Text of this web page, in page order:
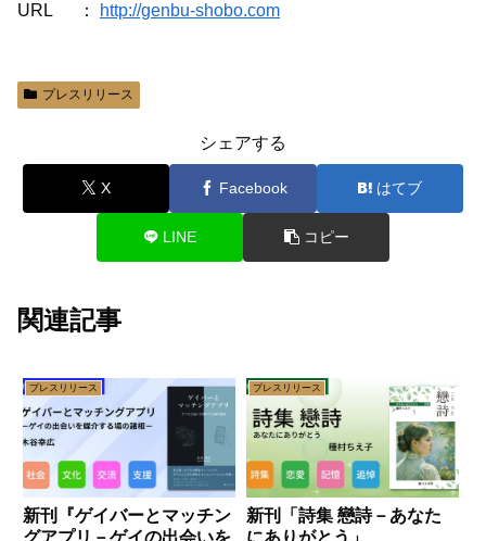
URL ：
http://genbu-shobo.com
プレスリリース
シェアする
X Facebook はてブ
LINE コピー
関連記事
プレスリリース
新刊『ゲイバーとマッチン
グアプリ－ゲイの出会いを
プレスリリース
新刊「詩集 戀詩－あなた
にありがとう」